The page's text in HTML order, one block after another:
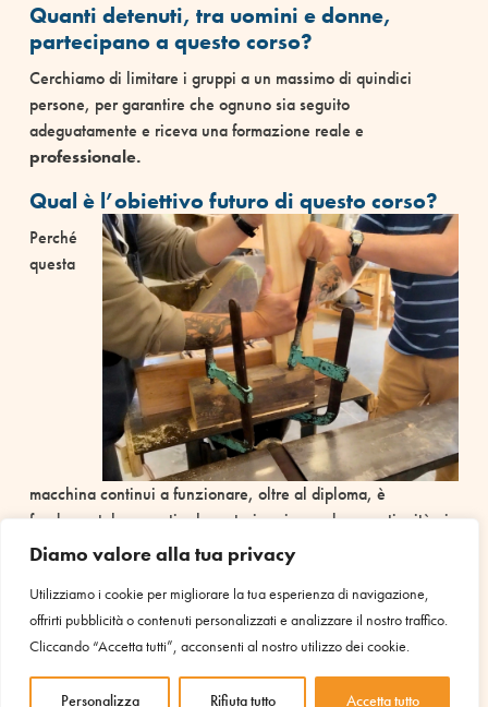
Diamo valore alla tua privacy
Utilizziamo i cookie per migliorare la tua esperienza di navigazione,
offrirti pubblicità o contenuti personalizzati e analizzare il nostro traffico.
Cliccando “Accetta tutti”, acconsenti al nostro utilizzo dei cookie.
Personalizza Rifiuta tutto Accetta tutto
Quanti detenuti, tra uomini e donne,
partecipano a questo corso?
Cerchiamo di limitare i gruppi a un massimo di quindici
persone, per garantire che ognuno sia seguito
adeguatamente e riceva una formazione reale e
professionale.
Qual è l’obiettivo futuro di questo corso?
Perché
questa
macchina continui a funzionare, oltre al diploma, è
fondamentale garantire la materia prima e dare continuità ai
lavori. L’idea è che ogni persona privata della libertà possa
progredire il proprio mestieree la produzione, magari
realizzando manufatti utili alla società o preparandosi per un
impiego esterno.
Osservando la partecipazione a corsi di
questo tipo, quali cambiamenti nota in